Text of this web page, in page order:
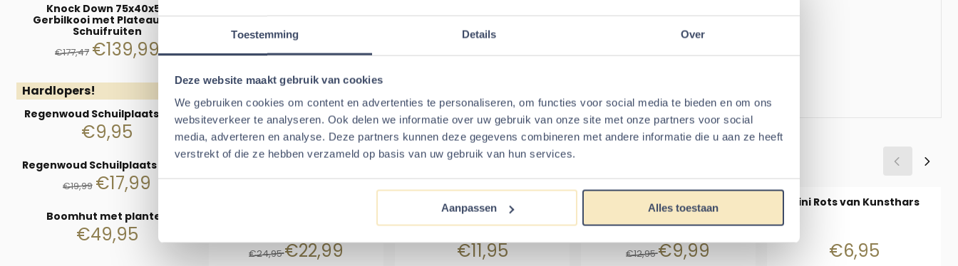
Toestemming Details Over
Deze website maakt gebruik van cookies
We gebruiken cookies om content en advertenties te personaliseren, om functies voor social media te bieden en om ons
websiteverkeer te analyseren. Ook delen we informatie over uw gebruik van onze site met onze partners voor social
media, adverteren en analyse. Deze partners kunnen deze gegevens combineren met andere informatie die u aan ze heeft
verstrekt of die ze hebben verzameld op basis van uw gebruik van hun services.
Aanpassen Alles toestaan
Knock Down 75x40x50
Gerbilkooi met Plateaus en
Schuifruiten
€177,47 €139,99
Hardlopers!
Regenwoud Schuilplaats 16 cm
€9,95
Regenwoud Schuilplaats 24 cm
€19,99 €17,99
Boomhut met planten
€49,95
Bestel nu bij Queenies Knaagdieren Shop en geef uw huisdieren de kwaliteit en schoonheid die ze verdienen!
Specificaties Nobby schedel van een Ram
Materiaal: Polyesterhars│Kunsthars│Polyresin
Geschikt voor: Hamsterscaping en kleine Knaagdieren zoals Gerbils, Muizen en Hamsters
Aanbevolen artikelen voorNobby - Schedel van een Ram
Van 24,95 voor 22,99
€24,95€22,99
Ananas huis Goud 16.5 cm
Prijs: 11,95
€11,95
Zandkleurige Bouwstenen
Van 12,95 voor 9,99
€12,95€9,99
Mini Rots van Kunsthars
Prijs: 6,95
€6,95